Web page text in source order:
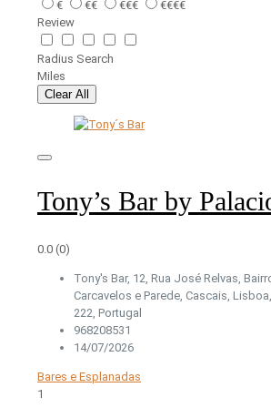
€
€€ €€€
€€€€
Review
Radius Search
Miles
Clear All
Tony’s Bar by
0.0 (0)
Tony's Bar, 12, Rua José Relvas,
Carcavelos e Parede, Cascais,
222, Portugal
968208531
14/07/2026
Bares e Esplanadas
1